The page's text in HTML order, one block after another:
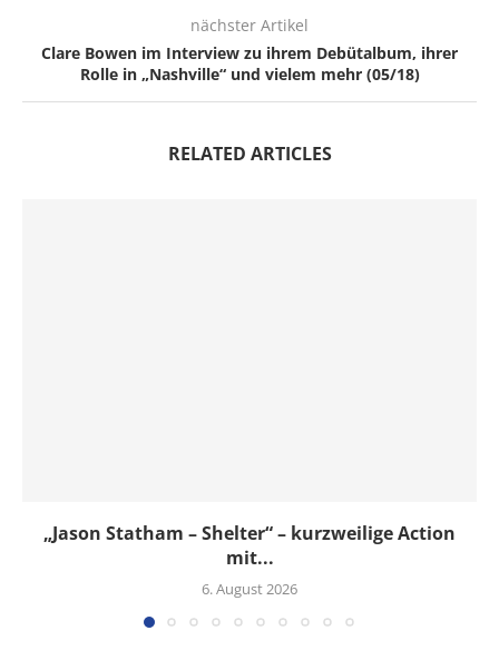
nächster Artikel
Clare Bowen im Interview zu ihrem Debütalbum, ihrer
Rolle in „Nashville“ und vielem mehr (05/18)
RELATED ARTICLES
„Jason Statham – Shelter“ – kurzweilige Action
mit...
6. August 2026